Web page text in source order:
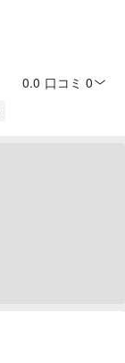
0.0 口コミ 0